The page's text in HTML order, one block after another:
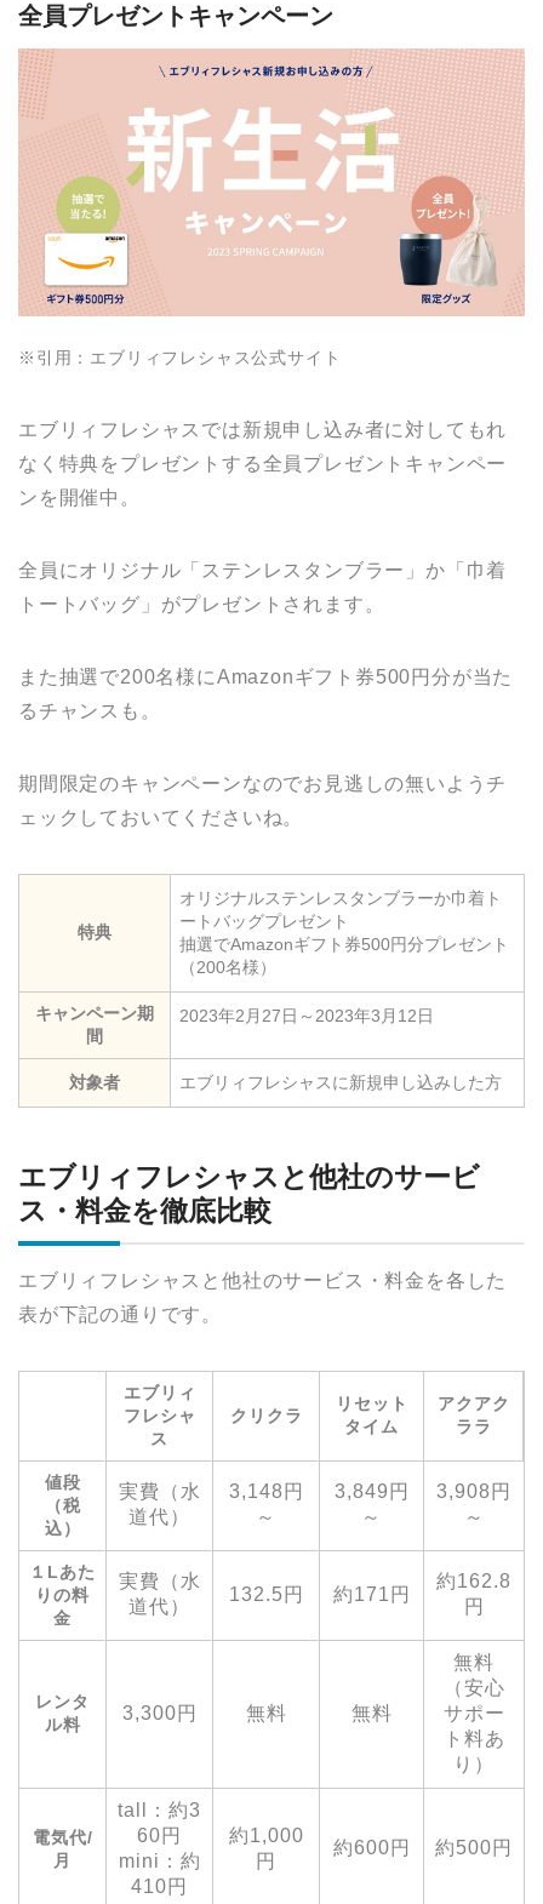
全員プレゼントキャンペーン
※引用：エブリィフレシャス公式サイト
エブリィフレシャスでは新規申し込み者に対してもれ
なく特典をプレゼントする全員プレゼントキャンペー
ンを開催中。
全員にオリジナル「ステンレスタンブラー」か「巾着
トートバッグ」がプレゼントされます。
また抽選で200名様にAmazonギフト券500円分が当た
るチャンスも。
期間限定のキャンペーンなのでお見逃しの無いようチ
ェックしておいてくださいね。
特典
オリジナルステンレスタンブラーか巾着ト
ートバッグプレゼント
抽選でAmazonギフト券500円分プレゼント
（200名様）
キャンペーン期
間
2023年2月27日～2023年3月12日
対象者 エブリィフレシャスに新規申し込みした方
エブリィフレシャスと他社のサービ
ス・料金を徹底比較
エブリィフレシャスと他社のサービス・料金を各した
表が下記の通りです。
エブリィ
フレシャ
ス
クリクラ
リセット
タイム
アクアク
ララ
値段
（税
込）
実費（水
道代）
3,148円
～
3,849円
～
3,908円
～
１Lあた
りの料
金
実費（水
道代）
132.5円 約171円
約162.8
円
レンタ
ル料
3,300円 無料 無料
無料
（安心
サポー
ト料あ
り）
電気代/
月
tall：約3
60円
mini：約
410円
約1,000
円
約600円 約500円